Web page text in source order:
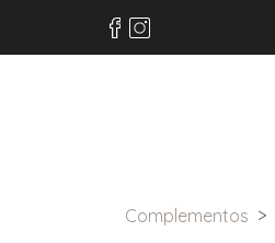
Complementos